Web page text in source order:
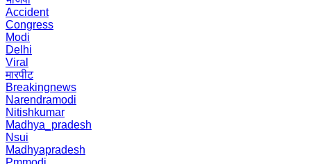
Accident
Congress
Modi
Delhi
Viral
मारपीट
Breakingnews
Narendramodi
Nitishkumar
Madhya_pradesh
Nsui
Madhyapradesh